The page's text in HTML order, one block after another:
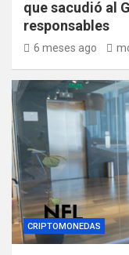
que sacudió al
responsables
6 meses ago
CRIPTOMONEDAS